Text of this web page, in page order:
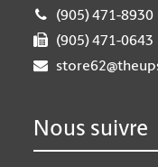
(905) 471-8930
(905) 471-0643
Nous suivre